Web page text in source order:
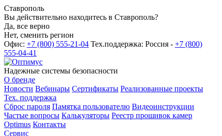
Ставрополь
Вы действительно находитесь в Ставрополь?
Да, все верно
Нет, сменить регион
Офис: +7 (800) 555-21-04 Тех.поддержка: Россия - +7 (800)
555-04-41
Надежные системы безопасности
О бренде
Новости Вебинары Сертификаты Реализованные проекты
Тех. поддержка
Сброс пароля Памятка пользователю Видеоинструкции
Частые вопросы Калькуляторы Реестр прошивок камер
Optimus Контакты
Сервис